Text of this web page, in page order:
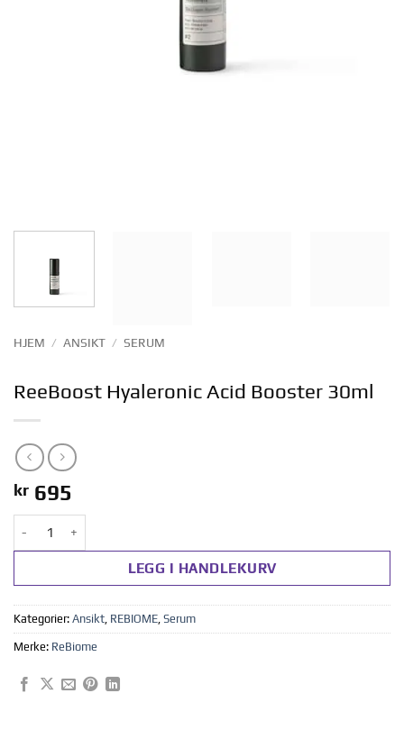
HJEM / ANSIKT / SERUM
ReeBoost Hyaleronic Acid Booster 30ml
kr 695
LEGG I HANDLEKURV
Kategorier: Ansikt REBIOME Serum
Merke: ReBiome